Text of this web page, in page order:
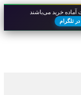
آماده خرید می‌باشند
تلگرام